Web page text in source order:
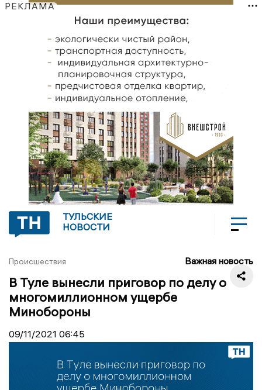
РЕКЛАМА
ТУЛЬСКИЕ
НОВОСТИ
Происшествия Важная новость
В Туле вынесли приговор по делу о
многомиллионном ущербе
Минобороны
09/11/2021 06:45